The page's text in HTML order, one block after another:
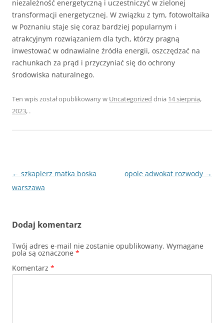
niezależność energetyczną i uczestniczyć w zielonej
transformacji energetycznej. W związku z tym, fotowoltaika
w Poznaniu staje się coraz bardziej popularnym i
atrakcyjnym rozwiązaniem dla tych, którzy pragną
inwestować w odnawialne źródła energii, oszczędzać na
rachunkach za prąd i przyczyniać się do ochrony
środowiska naturalnego.
Ten wpis został opublikowany w Uncategorized dnia 14 sierpnia,
2023, .
Nawigacja
wpisu
← szkaplerz matka boska
warszawa
opole adwokat rozwody →
Dodaj komentarz
Twój adres e-mail nie zostanie opublikowany. Wymagane
pola są oznaczone *
Komentarz *